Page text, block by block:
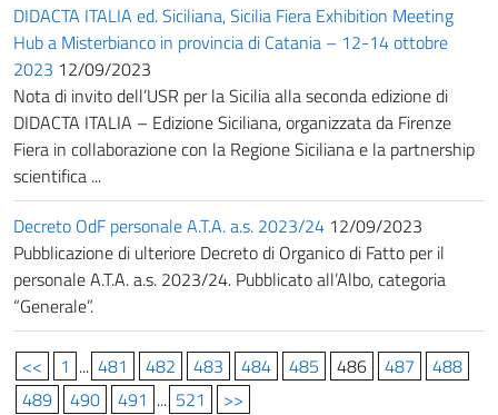
DIDACTA ITALIA ed. Siciliana, Sicilia Fiera Exhibition Meeting
Hub a Misterbianco in provincia di Catania – 12-14 ottobre
2023 12/09/2023
Nota di invito dell’USR per la Sicilia alla seconda edizione di
DIDACTA ITALIA – Edizione Siciliana, organizzata da Firenze
Fiera in collaborazione con la Regione Siciliana e la partnership
scientifica ...
Decreto OdF personale A.T.A. a.s. 2023/24 12/09/2023
Pubblicazione di ulteriore Decreto di Organico di Fatto per il
personale A.T.A. a.s. 2023/24. Pubblicato all’Albo, categoria
“Generale”.
<< 1 ... 481 482 483 484 485 486 487
488
489
490 491 ... 521 >>